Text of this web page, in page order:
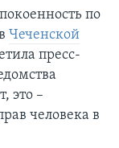
по
Чеченской
пресс-
это –
человека в